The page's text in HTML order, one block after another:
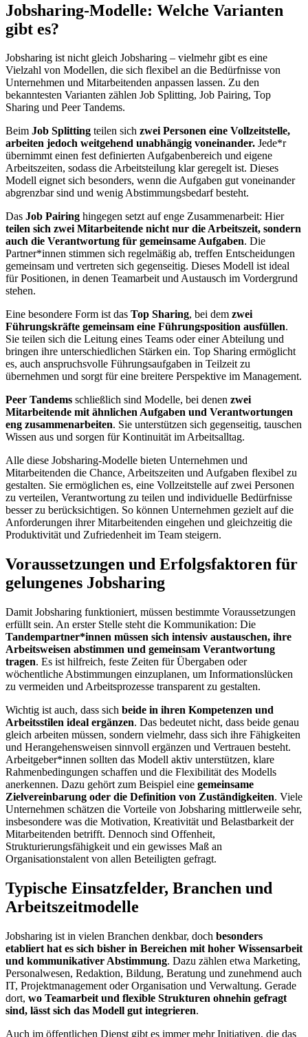
Jobsharing-Modelle: Welche Varianten
gibt es?
Jobsharing ist nicht gleich Jobsharing – vielmehr gibt es eine
Vielzahl von Modellen, die sich flexibel an die Bedürfnisse von
Unternehmen und Mitarbeitenden anpassen lassen. Zu den
bekanntesten Varianten zählen Job Splitting, Job Pairing, Top
Sharing und Peer Tandems.
Beim Job Splitting teilen sich zwei Personen eine Vollzeitstelle,
arbeiten jedoch weitgehend unabhängig voneinander. Jede*r
übernimmt einen fest definierten Aufgabenbereich und eigene
Arbeitszeiten, sodass die Arbeitsteilung klar geregelt ist. Dieses
Modell eignet sich besonders, wenn die Aufgaben gut voneinander
abgrenzbar sind und wenig Abstimmungsbedarf besteht.
Das Job Pairing hingegen setzt auf enge Zusammenarbeit: Hier
teilen sich zwei Mitarbeitende nicht nur die Arbeitszeit, sondern
auch die Verantwortung für gemeinsame Aufgaben. Die
Partner*innen stimmen sich regelmäßig ab, treffen Entscheidungen
gemeinsam und vertreten sich gegenseitig. Dieses Modell ist ideal
für Positionen, in denen Teamarbeit und Austausch im Vordergrund
stehen.
Eine besondere Form ist das Top Sharing, bei dem zwei
Führungskräfte gemeinsam eine Führungsposition ausfüllen.
Sie teilen sich die Leitung eines Teams oder einer Abteilung und
bringen ihre unterschiedlichen Stärken ein. Top Sharing ermöglicht
es, auch anspruchsvolle Führungsaufgaben in Teilzeit zu
übernehmen und sorgt für eine breitere Perspektive im Management.
Peer Tandems schließlich sind Modelle, bei denen zwei
Mitarbeitende mit ähnlichen Aufgaben und Verantwortungen
eng zusammenarbeiten. Sie unterstützen sich gegenseitig, tauschen
Wissen aus und sorgen für Kontinuität im Arbeitsalltag.
Alle diese Jobsharing-Modelle bieten Unternehmen und
Mitarbeitenden die Chance, Arbeitszeiten und Aufgaben flexibel zu
gestalten. Sie ermöglichen es, eine Vollzeitstelle auf zwei Personen
zu verteilen, Verantwortung zu teilen und individuelle Bedürfnisse
besser zu berücksichtigen. So können Unternehmen gezielt auf die
Anforderungen ihrer Mitarbeitenden eingehen und gleichzeitig die
Produktivität und Zufriedenheit im Team steigern.
Voraussetzungen und Erfolgsfaktoren für
gelungenes Jobsharing
Damit Jobsharing funktioniert, müssen bestimmte Voraussetzungen
erfüllt sein. An erster Stelle steht die Kommunikation: Die
Tandempartner*innen müssen sich intensiv austauschen, ihre
Arbeitsweisen abstimmen und gemeinsam Verantwortung
tragen. Es ist hilfreich, feste Zeiten für Übergaben oder
wöchentliche Abstimmungen einzuplanen, um Informationslücken
zu vermeiden und Arbeitsprozesse transparent zu gestalten.
Wichtig ist auch, dass sich beide in ihren Kompetenzen und
Arbeitsstilen ideal ergänzen. Das bedeutet nicht, dass beide genau
gleich arbeiten müssen, sondern vielmehr, dass sich ihre Fähigkeiten
und Herangehensweisen sinnvoll ergänzen und Vertrauen besteht.
Arbeitgeber*innen sollten das Modell aktiv unterstützen, klare
Rahmenbedingungen schaffen und die Flexibilität des Modells
anerkennen. Dazu gehört zum Beispiel eine gemeinsame
Zielvereinbarung oder die Definition von Zuständigkeiten. Viele
Unternehmen schätzen die Vorteile von Jobsharing mittlerweile sehr,
insbesondere was die Motivation, Kreativität und Belastbarkeit der
Mitarbeitenden betrifft. Dennoch sind Offenheit,
Strukturierungsfähigkeit und ein gewisses Maß an
Organisationstalent von allen Beteiligten gefragt.
Typische Einsatzfelder, Branchen und
Arbeitszeitmodelle
Jobsharing ist in vielen Branchen denkbar, doch besonders
etabliert hat es sich bisher in Bereichen mit hoher Wissensarbeit
und kommunikativer Abstimmung. Dazu zählen etwa Marketing,
Personalwesen, Redaktion, Bildung, Beratung und zunehmend auch
IT, Projektmanagement oder Organisation und Verwaltung. Gerade
dort, wo Teamarbeit und flexible Strukturen ohnehin gefragt
sind, lässt sich das Modell gut integrieren.
Auch im öffentlichen Dienst gibt es immer mehr Initiativen, die das